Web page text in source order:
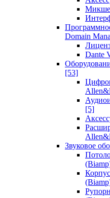
Domain
Dante
[53]
[5]
Звуковое